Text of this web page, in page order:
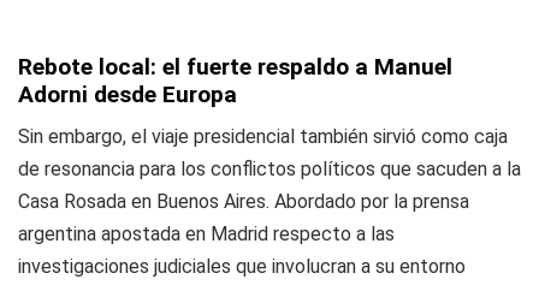
Rebote local: el fuerte respaldo a Manuel
Adorni desde Europa
Sin embargo, el viaje presidencial también sirvió como caja
de resonancia para los conflictos políticos que sacuden a la
Casa Rosada en Buenos Aires. Abordado por la prensa
argentina apostada en Madrid respecto a las
investigaciones judiciales que involucran a su entorno